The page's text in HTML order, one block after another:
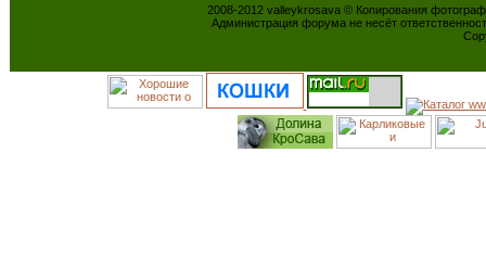
2008-2012 valleykrosava © Копирования
Администрация форума не несёт